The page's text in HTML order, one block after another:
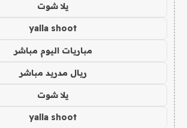
يلا شوت
yalla shoot
مباريات اليوم مباشر
ريال مدريد مباشر
يلا شوت
yalla shoot